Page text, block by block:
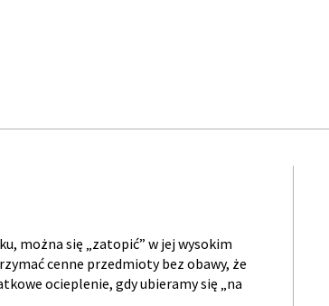
można się „zatopić” w jej wysokim
cenne przedmioty bez obawy, że
ocieplenie, gdy ubieramy się „na